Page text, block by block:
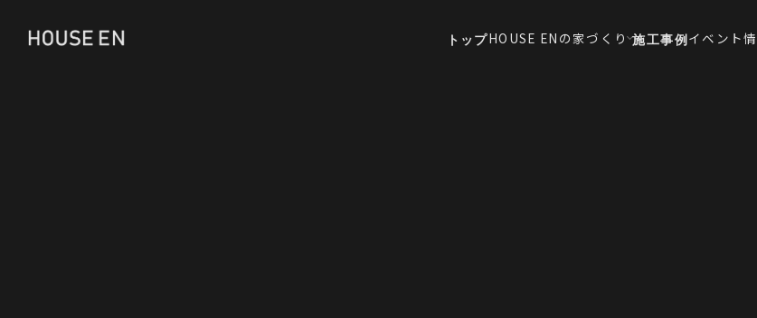
トップHOUSE ENの家づくり 施工事例イベント